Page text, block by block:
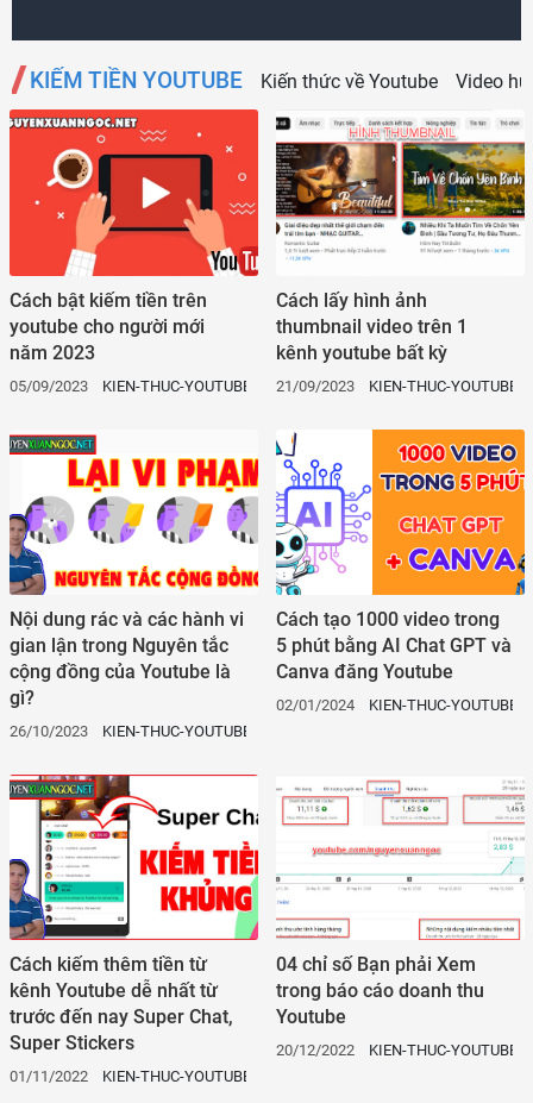
KIẾM TIỀN YOUTUBE Kiến thức về Youtube Video
Cách bật kiếm tiền trên
youtube cho người mới
năm 2023
05/09/2023 KIEN-THUC-YOUTUBE
Cách lấy hình ảnh
thumbnail video trên 1
kênh youtube bất kỳ
21/09/2023 KIEN-THUC-YOUTUBE
Nội dung rác và các hành vi
gian lận trong Nguyên tắc
cộng đồng của Youtube là
gì?
26/10/2023 KIEN-THUC-YOUTUBE
Cách tạo 1000 video trong
5 phút bằng AI Chat GPT và
Canva đăng Youtube
02/01/2024 KIEN-THUC-YOUTUBE
Cách kiếm thêm tiền từ
kênh Youtube dễ nhất từ
trước đến nay Super Chat,
Super Stickers
01/11/2022 KIEN-THUC-YOUTUBE
04 chỉ số Bạn phải Xem
trong báo cáo doanh thu
Youtube
20/12/2022 KIEN-THUC-YOUTUBE